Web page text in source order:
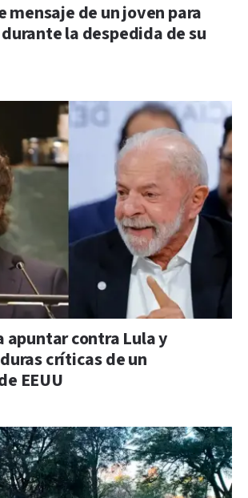
mensaje de un joven para
la despedida de su
apuntar contra Lula y
críticas de un
EEUU